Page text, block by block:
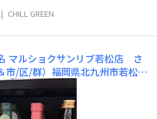
| CHILL GREEN
マルショクサンリブ若松店 さ
/区/群）福岡県北九州市若松区
マーガオ、ホップのチルグリー
体駐車場なので車が熱くなり
（公式HP・SNSなど）